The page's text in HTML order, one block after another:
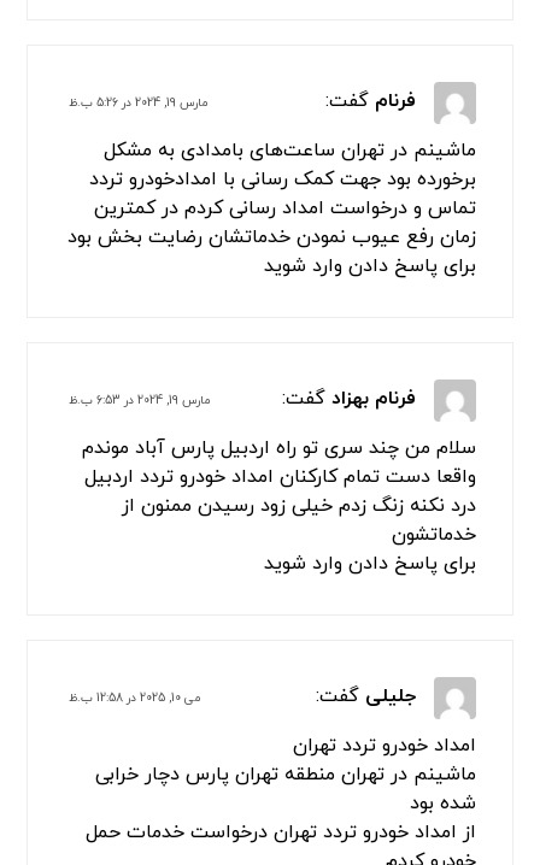
شهریاری گفت:
سلام من در تمامی این منطقه ها افسریه ، سه راه
افسریه ،ازادگان جنوب،پیروزی،امام
رضا،بسیج،بعثت،رستگاری
خدماتشون خیلی عالی است
برای پاسخ دادن وارد شوید
فرنام گفت: